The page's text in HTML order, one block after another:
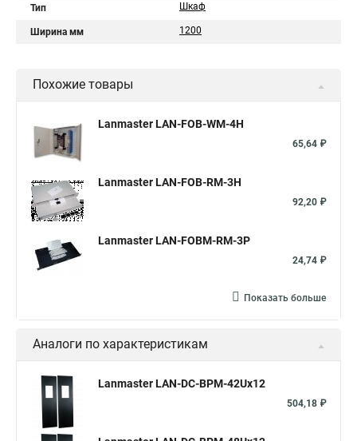
Тип Шкаф
Ширина мм 1200
Похожие товары
Lanmaster LAN-FOB-WM-4H
65,64 ₽
Lanmaster LAN-FOB-RM-3H
92,20 ₽
Lanmaster LAN-FOBM-RM-3P
24,74 ₽
Показать больше
Аналоги по характеристикам
Lanmaster LAN-DC-BPM-42Ux12
504,18 ₽